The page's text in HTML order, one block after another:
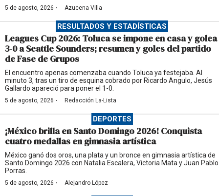
5 de agosto, 2026 · Azucena Villa
RESULTADOS Y ESTADÍSTICAS
Leagues Cup 2026: Toluca se impone en casa y golea
3-0 a Seattle Sounders; resumen y goles del partido
de Fase de Grupos
El encuentro apenas comenzaba cuando Toluca ya festejaba. Al
minuto 3, tras un tiro de esquina cobrado por Ricardo Angulo, Jesús
Gallardo apareció para poner el 1-0.
5 de agosto, 2026 · Redacción La-Lista
DEPORTES
¡México brilla en Santo Domingo 2026! Conquista
cuatro medallas en gimnasia artística
México ganó dos oros, una plata y un bronce en gimnasia artística de
Santo Domingo 2026 con Natalia Escalera, Victoria Mata y Juan Pablo
Porras.
5 de agosto, 2026 · Alejandro López